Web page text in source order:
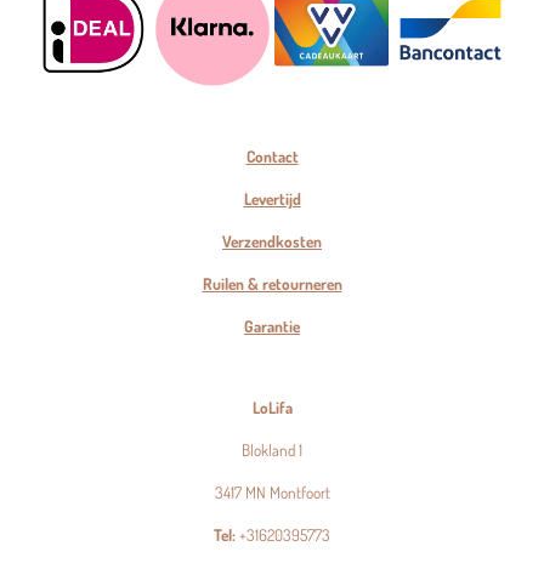
Contact
Levertijd
Verzendkosten
Ruilen & retourneren
Garantie
LoLifa
Blokland 1
3417 MN Montfoort
Tel:+31620395773